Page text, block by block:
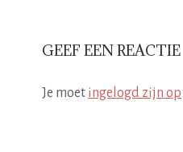
GEEF EEN REACTIE
Je moet ingelogd zijn op